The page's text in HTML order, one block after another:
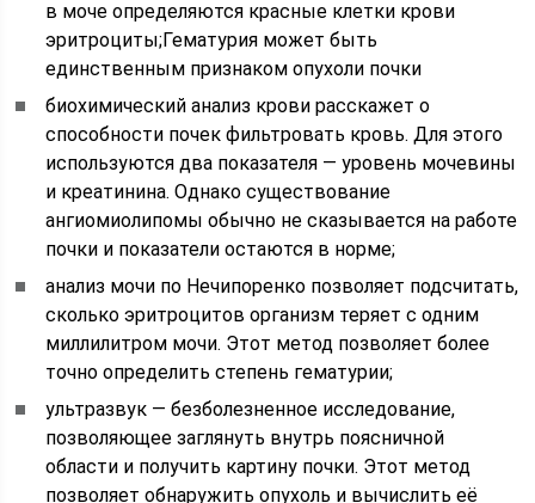
в моче определяются красные клетки крови
эритроциты;Гематурия может быть
единственным признаком опухоли почки
биохимический анализ крови расскажет о
способности почек фильтровать кровь. Для этого
используются два показателя — уровень мочевины
и креатинина. Однако существование
ангиомиолипомы обычно не сказывается на работе
почки и показатели остаются в норме;
анализ мочи по Нечипоренко позволяет подсчитать,
сколько эритроцитов организм теряет с одним
миллилитром мочи. Этот метод позволяет более
точно определить степень гематурии;
ультразвук — безболезненное исследование,
позволяющее заглянуть внутрь поясничной
области и получить картину почки. Этот метод
позволяет обнаружить опухоль и вычислить её